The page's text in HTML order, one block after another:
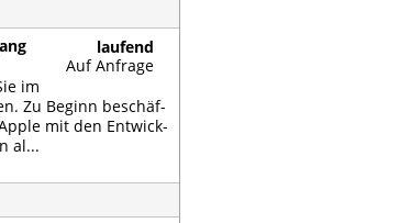
laufend
Auf Anfrage
im
Zu Be­ginn be­schäf­
mit den Ent­wick­
al...